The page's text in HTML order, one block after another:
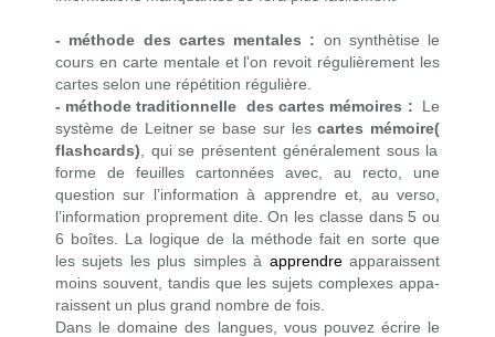
- méthode des cartes mentales : on synthètise le
cours en carte mentale et l'on revoit régulièrement les
cartes selon une répétition régulière.
- méthode traditionnelle des cartes mémoires :
Le
système de Leitnerse base sur lescartes mémoire(
flashcards) , qui se présentent généralement sous la
forme de feuilles cartonnées avec, au recto, une
question sur l’information à apprendre et, au verso,
l’information proprement dite. On les classe dans 5 ou
6 boîtes. La lo­gique de la mé­thode fait en sorte que
les su­jets les plus simples à ap­prendreap­pa­raissent
moins sou­vent, tan­dis que les su­jets com­plexes ap­pa­
raissent un plus grand nombre de fois.
Dans le domaine des langues, vous pouvez écrire le